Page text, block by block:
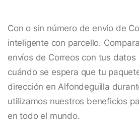
Con o sin número de envío de
inteligente con parcello.
envíos de Correos con tus
cuándo se espera que tu
dirección en Alfondeguilla
utilizamos nuestros beneficios
en todo el mundo.